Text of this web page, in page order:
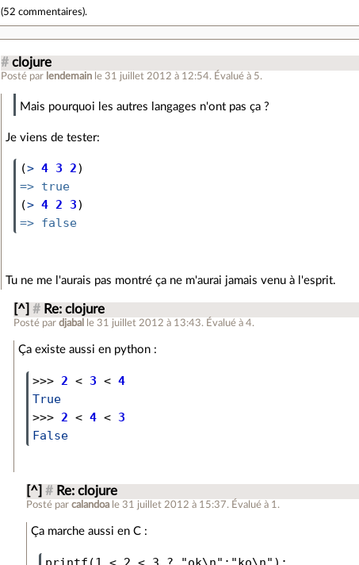
(52 commentaires).
# clojure
Posté par lendemain le 31 juillet 2012 à 12:54. Évalué à 5.
Mais pourquoi les autres langages n'ont pas ça ?
Je viens de tester:
(> 4 3 2)
=> true
(> 4 2 3)
=> false
Tu ne me l'aurais pas montré ça ne m'aurai jamais venu à l'esprit.
[^] # Re: clojure
Posté pardjabal le 31 juillet 2012 à 13:43. Évalué à4.
Ça existe aussi en python :
>>> 2 < 3 < 4
True
>>> 2 < 4 < 3
False
[^] # Re: clojure
Posté parcalandoa le 31 juillet 2012 à 15:37. Évalué à 1 .
Ça marche aussi en C :